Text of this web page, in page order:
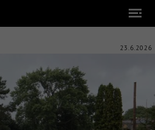
23.6.2026